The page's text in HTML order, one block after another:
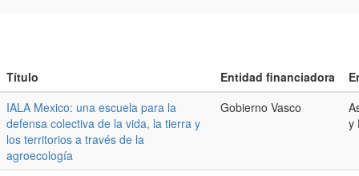
Título Entidad financiadora
IALA Mexico: una escuela para la
defensa colectiva de la vida, la tierra y
los territorios a través de la
agroecología
Gobierno Vasco
y